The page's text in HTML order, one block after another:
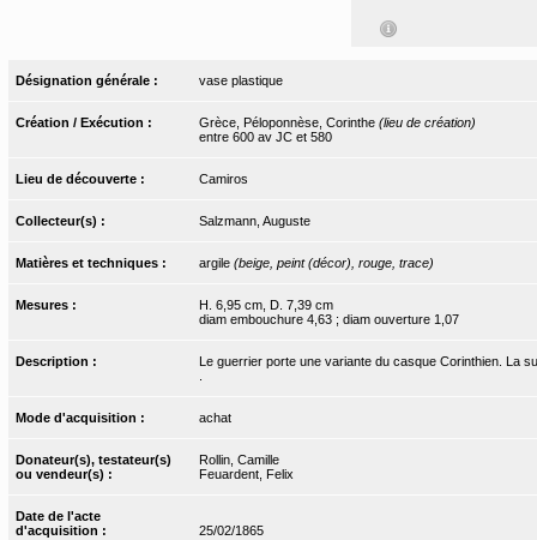
Désignation générale : vase plastique
Création / Exécution : Grèce, Péloponnèse, Corinthe (lieu de création)
entre 600 av JC et 580
Lieu de découverte : Camiros
Collecteur(s) : Salzmann, Auguste
Matières et techniques : argile (beige, peint (décor), rouge, trace)
Mesures :
H. 6,95 cm, D. 7,39 cm
diam embouchure 4,63 ; diam ouverture 1,07
Description :
Le guerrier porte une variante du casque Corinthien. La
Mode d'acquisition : achat
Donateur(s), testateur(s)
ou vendeur(s) :
Rollin, Camille
Feuardent, Felix
Date de l'acte
d'acquisition :
25/02/1865